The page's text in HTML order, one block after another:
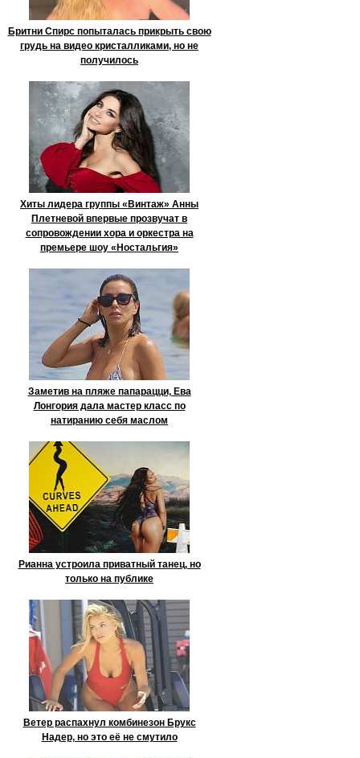
Бритни Спирс попыталась прикрыть свою
грудь на видео кристалликами, но не
получилось
Хиты лидера группы «Винтаж» Анны
Плетневой впервые прозвучат в
сопровождении хора и оркестра на
премьере шоу «Ностальгия»
Заметив на пляже папарацци, Ева
Лонгория дала мастер класс по
натиранию себя маслом
Рианна устроила приватный танец, но
только на публике
Ветер распахнул комбинезон Брукс
Надер, но это её не смутило